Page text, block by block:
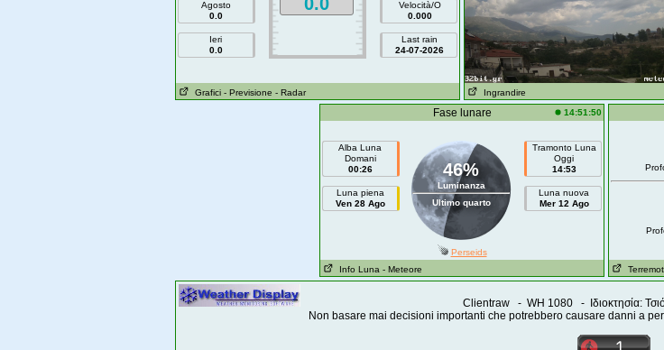
Agosto
0.0
Ieri
0.0
Velocità/O
0.000
Last rain
24-07-2026
Grafici - Previsione - Radar Ingrandire
Fase lunare 14:51:50
Alba Luna
Domani
00:26
Luna piena
Ven 28 Ago
46%
Luminanza
Ultimo quarto
Tramonto Luna
Oggi
14:53
Luna nuova
Mer 12 Ago
Perseids
Info Luna - Meteore
Clientraw - WH 1080 - Ιδιοκτησία:
Non basare mai decisioni importanti che potrebbero causare danni a